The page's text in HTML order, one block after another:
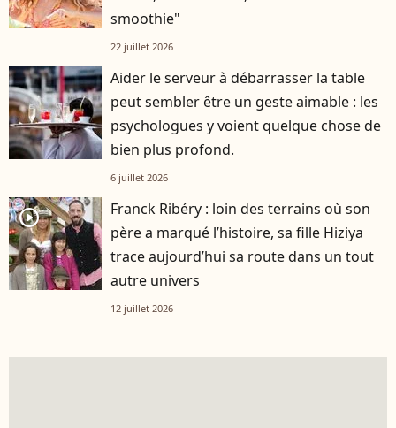
smoothie"
22 juillet 2026
Aider le serveur à débarrasser la table
peut sembler être un geste aimable : les
psychologues y voient quelque chose de
bien plus profond.
6 juillet 2026
player2
Franck Ribéry : loin des terrains où son
père a marqué l’histoire, sa fille Hiziya
trace aujourd’hui sa route dans un tout
autre univers
12 juillet 2026